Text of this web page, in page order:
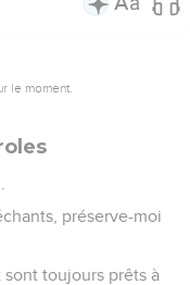
le moment.
préserve-moi
toujours prêts à